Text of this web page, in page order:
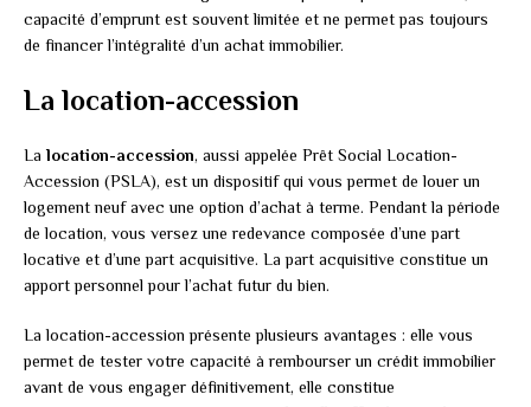
capacité d’emprunt est souvent limitée et ne permet pas toujours
de financer l’intégralité d’un achat immobilier.
La location-accession
La location-accession, aussi appelée Prêt Social Location-
Accession (PSLA), est un dispositif qui vous permet de louer un
logement neuf avec une option d’achat à terme. Pendant la période
de location, vous versez une redevance composée d’une part
locative et d’une part acquisitive. La part acquisitive constitue un
apport personnel pour l’achat futur du bien.
La location-accession présente plusieurs avantages : elle vous
permet de tester votre capacité à rembourser un crédit immobilier
avant de vous engager définitivement, elle constitue